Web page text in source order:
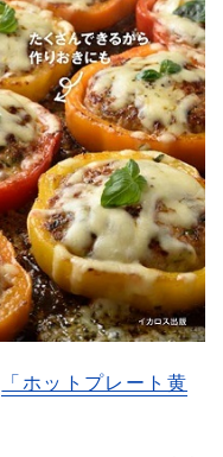
「ホットプレート黄